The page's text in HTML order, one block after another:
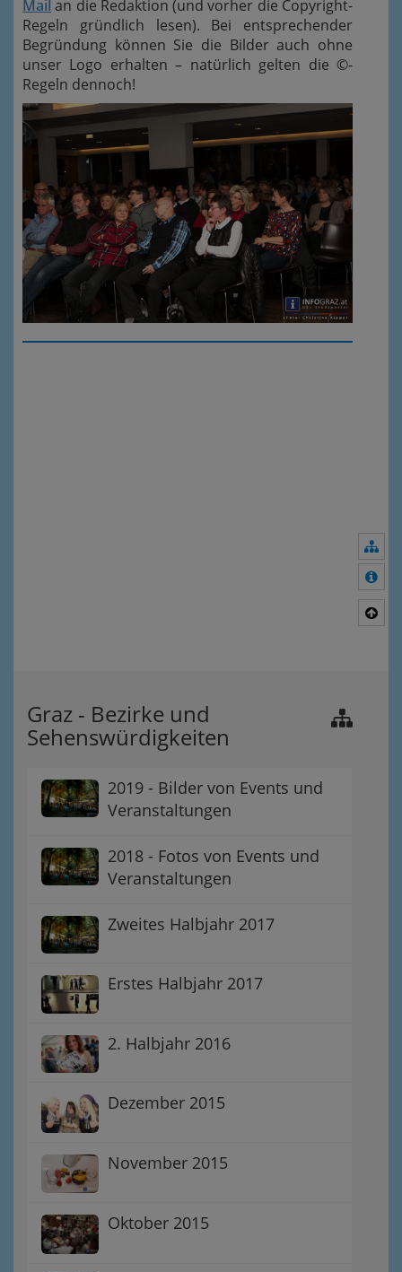
Mail an die Redaktion (und vorher die Copyright-
Regeln gründlich lesen). Bei entsprechender
Begründung können Sie die Bilder auch ohne
unser Logo erhalten – natürlich gelten die ©-
Regeln dennoch!
Graz - Bezirke und
Sehenswürdigkeiten
2019 - Bilder von Events und
Veranstaltungen
2018 - Fotos von Events und
Veranstaltungen
Zweites Halbjahr 2017
Erstes Halbjahr 2017
2. Halbjahr 2016
Dezember 2015
November 2015
Oktober 2015